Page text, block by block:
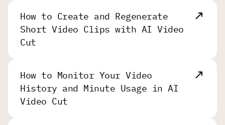
How to Create and Regenerate
Short Video Clips with AI Video
Cut
How to Monitor Your Video
History and Minute Usage in AI
Video Cut